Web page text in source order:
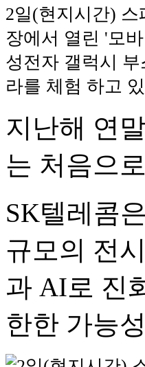
2일(현지시간)
장에서 열린 '모
성전자 갤럭시
라를 체험 하고
지난해 연
는 처음으
SK텔레콤
규모의 전
과 AI로 진
한한 가능